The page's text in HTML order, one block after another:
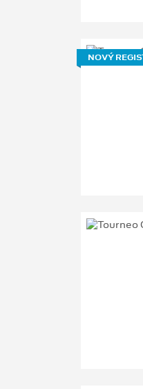
NOVÝ